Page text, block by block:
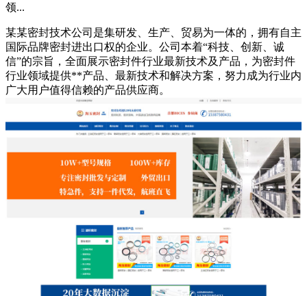
领...
某某密封技术公司是集研发、生产、贸易为一体的，拥有自主
国际品牌密封进出口权的企业。公司本着“科技、创新、诚
信”的宗旨，全面展示密封件行业最新技术及产品，为密封件
行业领域提供**产品、最新技术和解决方案，努力成为行业内
广大用户值得信赖的产品供应商。